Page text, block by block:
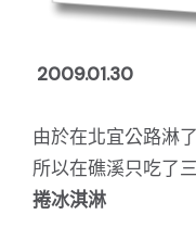
2009.01.30
由於在北宜公路淋
所以在礁溪只吃了
捲冰淇淋